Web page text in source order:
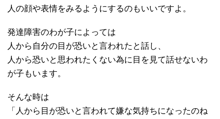
人の顔や表情をみるようにするのもいいですよ。
発達障害のわが子によっては
人から自分の目が恐いと言われたと話し、
人から恐いと思われたくない為に目を見て話せないわ
が子もいます。
そんな時は
「人から目が恐いと言われて嫌な気持ちになったのね